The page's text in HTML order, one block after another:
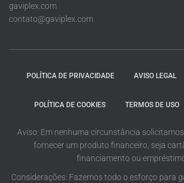
gaviplex.com
contato@gaviplex.com
POLÍTICA DE PRIVACIDADE AVISO LEGAL
POLÍTICA DE COOKIES TERMOS DE USO
Aviso: Em nenhuma circunstância
fornecer um produto financeiro, seja
financiamento ou
Considerações: Fazemos todo o esforço para